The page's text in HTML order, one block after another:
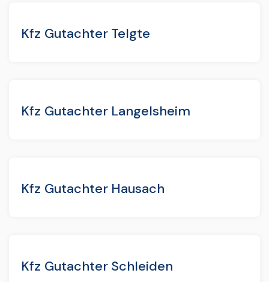
Kfz Gutachter Telgte
Kfz Gutachter Langelsheim
Kfz Gutachter Hausach
Kfz Gutachter Schleiden